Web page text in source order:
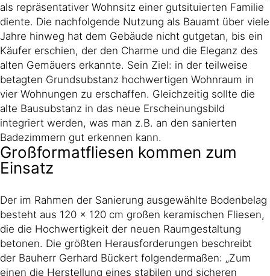
als repräsentativer Wohnsitz einer gutsituierten Familie
diente. Die nachfolgende Nutzung als Bauamt über viele
Jahre hinweg hat dem Gebäude nicht gutgetan, bis ein
Käufer erschien, der den Charme und die Eleganz des
alten Gemäuers erkannte. Sein Ziel: in der teilweise
betagten Grundsubstanz hochwertigen Wohnraum in
vier Wohnungen zu erschaffen. Gleichzeitig sollte die
alte Bausubstanz in das neue Erscheinungsbild
integriert werden, was man z.B. an den sanierten
Badezimmern gut erkennen kann.
Großformatfliesen kommen zum
Einsatz
Der im Rahmen der Sanierung ausgewählte Bodenbelag
besteht aus 120 x 120 cm großen keramischen Fliesen,
die die Hochwertigkeit der neuen Raumgestaltung
betonen. Die größten Herausforderungen beschreibt
der Bauherr Gerhard Bückert folgendermaßen: „Zum
einen die Herstellung eines stabilen und sicheren